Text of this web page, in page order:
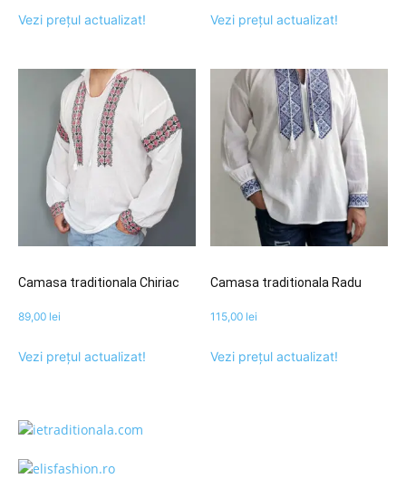
Vezi prețul actualizat! Vezi prețul actualizat!
Camasa traditionala Chiriac
89,00 lei
Vezi prețul actualizat!
Camasa traditionala Radu
115,00 lei
Vezi prețul actualizat!